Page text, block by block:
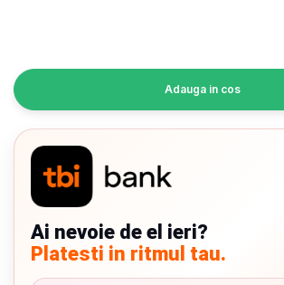
Showroom
Depozit
Q & A
Adauga in cos
Ai nevoie de el ieri?
Platesti in ritmul tau.
Chrome cu detalii negre
Verde cu detalii negre